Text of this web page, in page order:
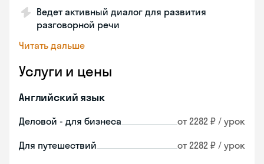
Ведет активный диалог для развития
разговорной речи
Читать дальше
Услуги и цены
Английский язык
Деловой - для бизнеса от 2282 ₽ / урок
Для путешествий от 2282 ₽ / урок